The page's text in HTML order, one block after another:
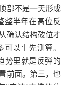
部不是一天形成
整半年在高位反
确认结构破位才
以事先测算。
势里就是反弹的
前面。第三，也